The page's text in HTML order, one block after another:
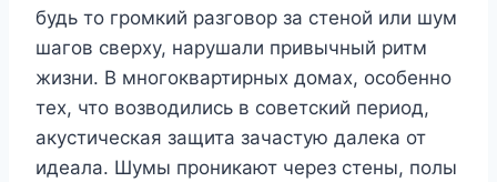
будь то громкий разговор за стеной или шум
шагов сверху, нарушали привычный ритм
жизни. В многоквартирных домах, особенно
тех, что возводились в советский период,
акустическая защита зачастую далека от
идеала. Шумы проникают через стены, полы